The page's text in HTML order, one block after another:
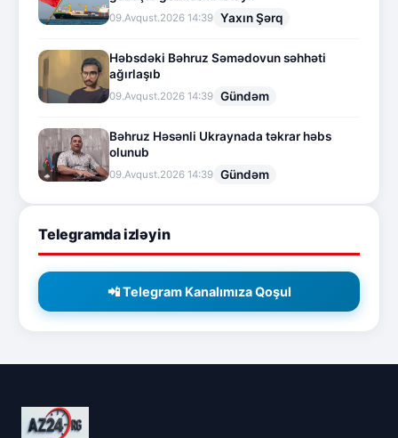
09.Avqust.2026 14:39 Yaxın Şərq
Həbsdəki Bəhruz Səmədovun səhhəti
ağırlaşıb
09.Avqust.2026 14:39 Gündəm
Bəhruz Həsənli Ukraynada təkrar həbs
olunub
09.Avqust.2026 14:39 Gündəm
Telegramda izləyin
📲 Telegram Kanalımıza Qoşul